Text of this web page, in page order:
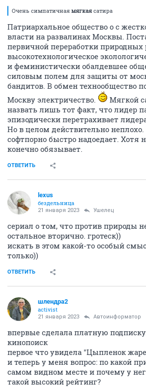
Очень симпатичная мягкая сатира
Патриархальное общество о с
власти на развалинах Москвы.
первичной переработки природных
высокотехнологическое
и феминистически обалдевшее
силовым полем для защиты от
бандитов. В обмен технообщество
Москву электричество.
Мягкой
назвать лишь тот факт, что лидер
эпизодически перетрахивает
Но в целом действительно неплохо.
софтпорно быстро надоедает. Хотя
конечно обязывает.
ОТВЕТИТЬ
lexus
бездельница
21 января 2023 Ушелец
сериал о том, что против природы
остальное вторично. гротеск))
искать в этом какой-то особый
только))
ОТВЕТИТЬ
шлендра2
activist
21 января 2023 Автоинформатор
впервые сделала платную
кинопоиск
первое что увидела "Цыпленок
и теперь у меня вопрос: по какой
самом видном месте и почему у
такой высокий рейтинг?